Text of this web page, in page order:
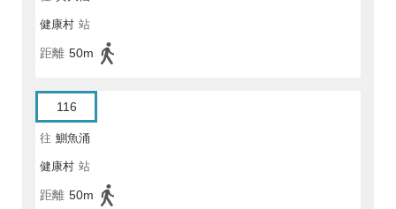
健康村 站
距離 50m
116
往 鰂魚涌
健康村 站
距離 50m